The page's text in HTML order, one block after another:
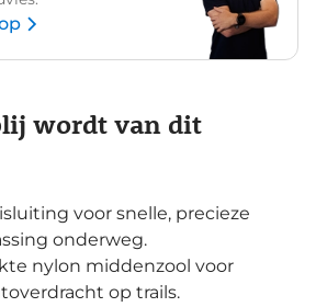
wordt van dit
voor snelle, precieze
onderweg.
nylon middenzool voor
op trails.